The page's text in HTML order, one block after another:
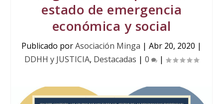
estado de emergencia
económica y social
Publicado porAsociación Minga | Abr 20, 2020 |
DDHH y JUSTICIA, Destacadas | 0 |